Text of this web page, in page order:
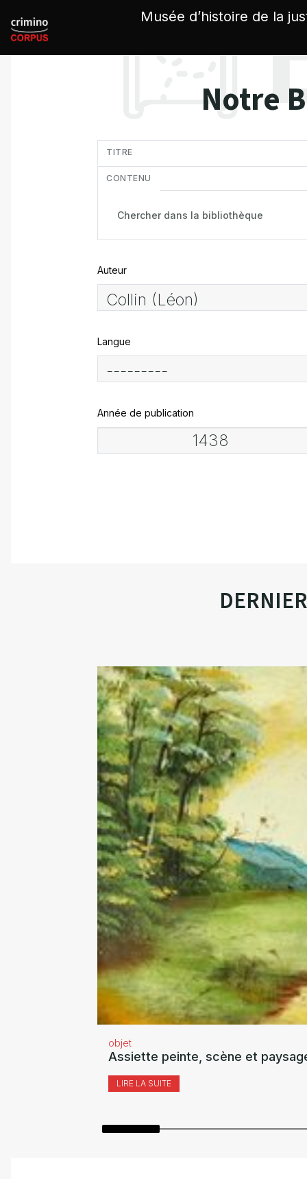
Musée d’histoire de la
Notre
TITRE
CONTENU
Auteur
Langue
Année de publication
objet
Assiette peinte, scène et
LIRE LA SUITE
Panneau de gestion des cookies